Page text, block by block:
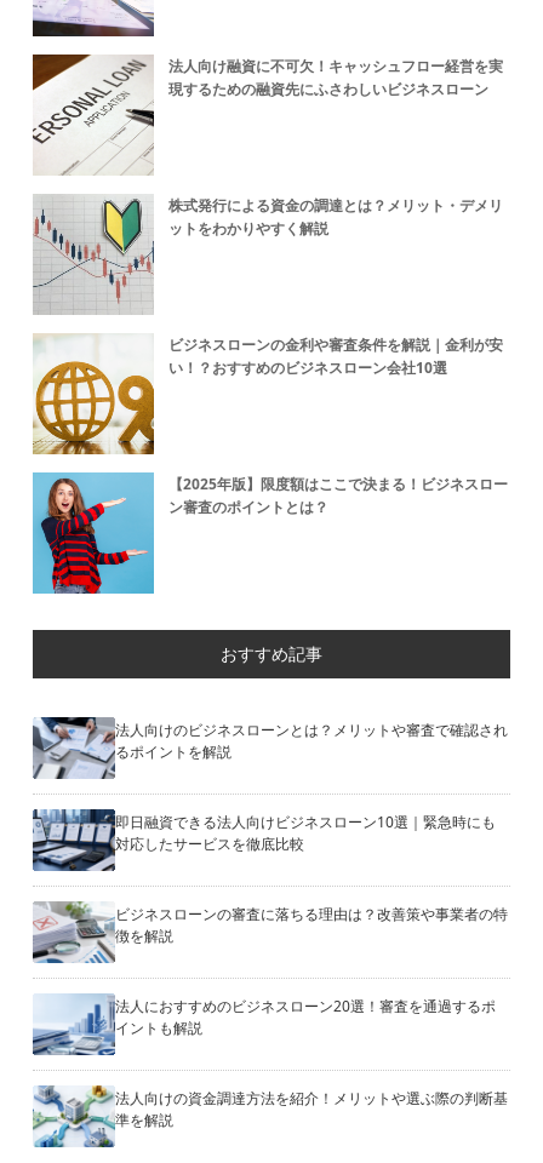
法人向け融資に不可欠！キャッシュフロー経営を実
現するための融資先にふさわしいビジネスローン
株式発行による資金の調達とは？メリット・デメリ
ットをわかりやすく解説
ビジネスローンの金利や審査条件を解説｜金利が安
い！？おすすめのビジネスローン会社10選
【2025年版】限度額はここで決まる！ビジネスロー
ン審査のポイントとは？
おすすめ記事
法人向けのビジネスローンとは？メリットや審査で確認され
るポイントを解説
即日融資できる法人向けビジネスローン10選｜緊急時にも
対応したサービスを徹底比較
ビジネスローンの審査に落ちる理由は？改善策や事業者の特
徴を解説
法人におすすめのビジネスローン20選！審査を通過するポ
イントも解説
法人向けの資金調達方法を紹介！メリットや選ぶ際の判断基
準を解説